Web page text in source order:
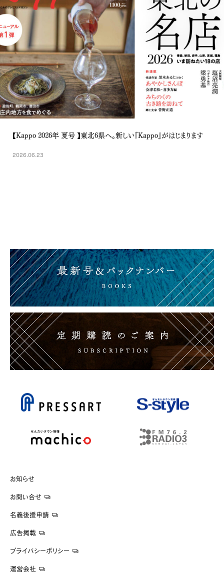
【Kappo 2026年 夏号 】東北6県へ。新しい『Kappo』がはじまります
2026.06.23
お知らせ
お問い合せ
名義後援申請
広告掲載
プライバシーポリシー
運営会社